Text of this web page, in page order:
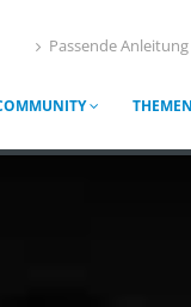
Passende
THEMEN